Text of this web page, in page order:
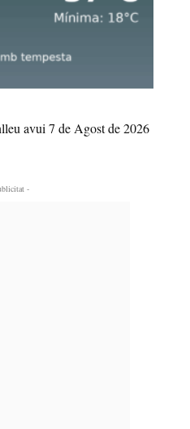
avui 7 de Agost de 2026
-